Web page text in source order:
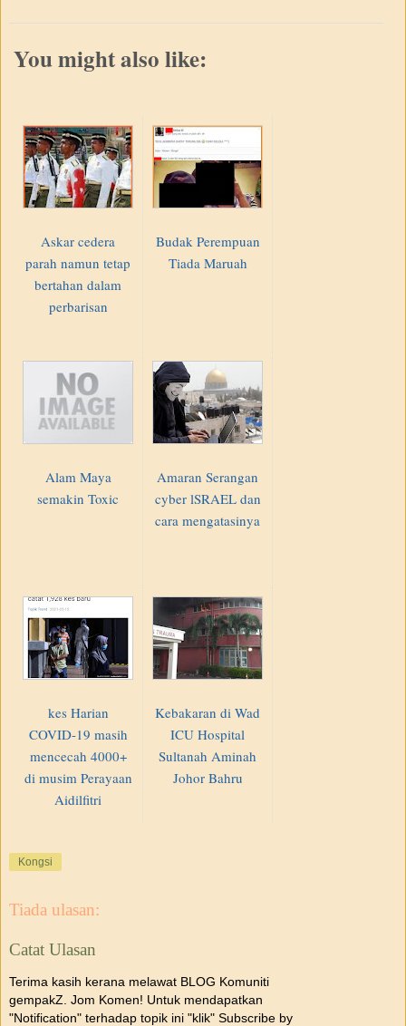
You might also like:
Askar cedera
parah namun tetap
bertahan dalam
perbarisan
Budak Perempuan
Tiada Maruah
Alam Maya
semakin Toxic
Amaran Serangan
cyber lSRAEL dan
cara mengatasinya
kes Harian
COVID-19 masih
mencecah 4000+
di musim Perayaan
Aidilfitri
Kebakaran di Wad
ICU Hospital
Sultanah Aminah
Johor Bahru
Kongsi
Tiada ulasan:
Catat Ulasan
Terima kasih kerana melawat BLOG Komuniti
gempakZ. Jom Komen! Untuk mendapatkan
"Notification" terhadap topik ini "klik" Subscribe by